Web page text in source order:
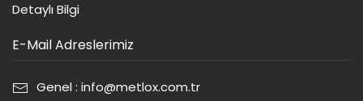
Detaylı Bilgi
E-Mail Adreslerimiz
Genel : info@metlox.com.tr